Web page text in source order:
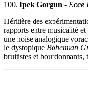
100. Ipek Gorgun - Ecce
Héritière des
rapports entre musicalité
une noise analogique
le dystopique Bohemian
bruitistes et bourdonnants,